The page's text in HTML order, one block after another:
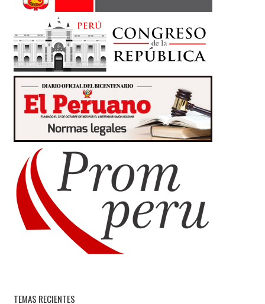
TEMAS RECIENTES